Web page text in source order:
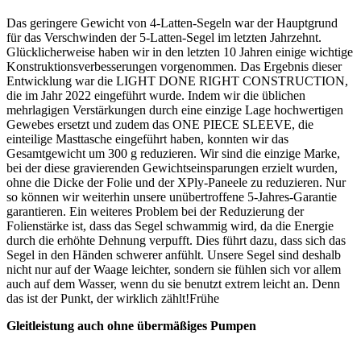
Das geringere Gewicht von 4-Latten-Segeln war der Hauptgrund
für das Verschwinden der 5-Latten-Segel im letzten Jahrzehnt.
Glücklicherweise haben wir in den letzten 10 Jahren einige wichtige
Konstruktionsverbesserungen vorgenommen. Das Ergebnis dieser
Entwicklung war die LIGHT DONE RIGHT CONSTRUCTION,
die im Jahr 2022 eingeführt wurde. Indem wir die üblichen
mehrlagigen Verstärkungen durch eine einzige Lage hochwertigen
Gewebes ersetzt und zudem das ONE PIECE SLEEVE, die
einteilige Masttasche eingeführt haben, konnten wir das
Gesamtgewicht um 300 g reduzieren. Wir sind die einzige Marke,
bei der diese gravierenden Gewichtseinsparungen erzielt wurden,
ohne die Dicke der Folie und der XPly-Paneele zu reduzieren. Nur
so können wir weiterhin unsere unübertroffene 5-Jahres-Garantie
garantieren. Ein weiteres Problem bei der Reduzierung der
Folienstärke ist, dass das Segel schwammig wird, da die Energie
durch die erhöhte Dehnung verpufft. Dies führt dazu, dass sich das
Segel in den Händen schwerer anfühlt. Unsere Segel sind deshalb
nicht nur auf der Waage leichter, sondern sie fühlen sich vor allem
auch auf dem Wasser, wenn du sie benutzt extrem leicht an. Denn
das ist der Punkt, der wirklich zählt!Frühe
Gleitleistung auch ohne übermäßiges Pumpen